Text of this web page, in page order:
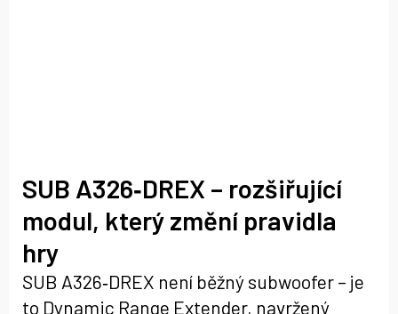
SUB A326‑DREX – rozšiřující
modul, který změní pravidla
hry
SUB A326‑DREX není běžný subwoofer – je
to Dynamic Range Extender, navržený